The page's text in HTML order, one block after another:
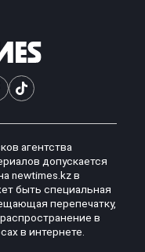
агентства
допускается
newtimes.kz в
быть специальная
перепечатку,
в
в интернете.